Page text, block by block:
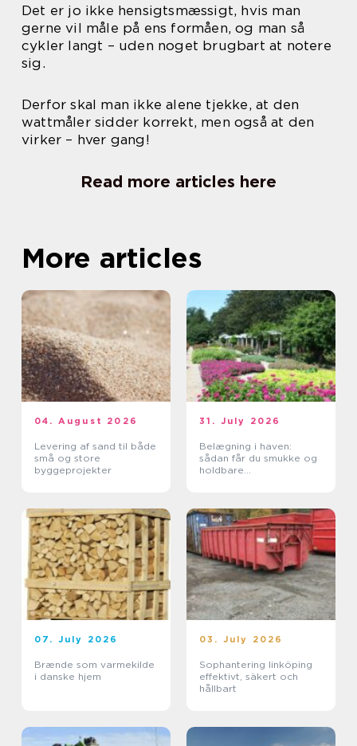
Det er jo ikke hensigtsmæssigt, hvis man
gerne vil måle på ens formåen, og man så
cykler langt – uden noget brugbart at notere
sig.
Derfor skal man ikke alene tjekke, at den
wattmåler sidder korrekt, men også at den
virker – hver gang!
Read more articles here
More articles
04. August 2026
Levering af sand til både
små og store
byggeprojekter
31. July 2026
Belægning i haven:
sådan får du smukke og
holdbare
07. July 2026
Brænde som varmekilde
i danske hjem
03. July 2026
Sophantering linköping
effektivt, säkert och
hållbart